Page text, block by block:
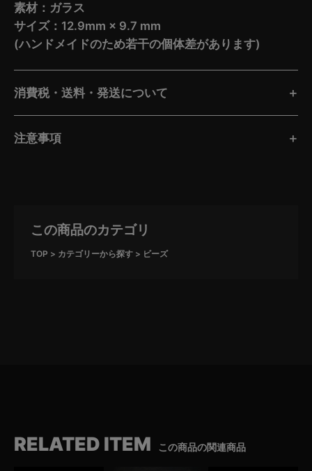
素材：ガラス
サイズ：12.9mm × 9.7 mm
(ハンドメイドのため若干の個体差があります)
消費税・送料・発送について
注意事項
この商品のカテゴリ
TOP カテゴリーから探す ビーズ
RELATED ITEM この商品の関連商品